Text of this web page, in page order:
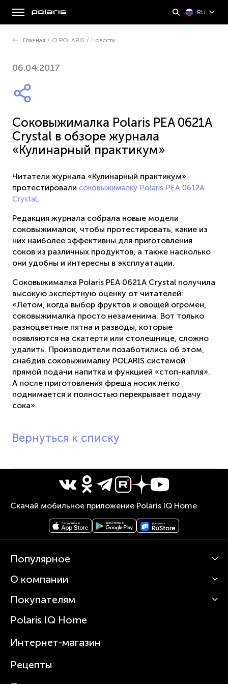
RU
Главная / О POLARIS / Новости
06.04.2017
Соковыжималка Polaris PEA 0621A
Crystal в обзоре журнала
«Кулинарный практикум»
Читатели журнала «Кулинарный практикум»
протестировали соковыжималку Polaris PEA 0612A
Crystal.
Редакция журнала собрала новые модели
соковыжималок, чтобы протестировать, какие из
них наиболее эффективны для приготовления
соков из различных продуктов, а также насколько
они удобны и интересны в эксплуатации.
Соковыжималка Polaris PEA 0621A Crystal получила
высокую экспертную оценку от читателей:
«Летом, когда выбор фруктов и овощей огромен,
соковыжималка просто незаменима. Вот только
разноцветные пятна и разводы, которые
появляются на скатерти или столешнице, сложно
удалить. Производители позаботились об этом,
снабдив соковыжималку POLARIS системой
прямой подачи напитка и функцией «стоп-капля».
А после приготовления фреша носик легко
поднимается и полностью перекрывает подачу
сока».
Вернуться к списку
Скачай мобильное приложение Polaris IQ Home
Популярное
Кофемашины
Вертикальные пылесосы
Зубные щетки и ирригаторы
Увлажнители
Посуда
О компании
О Polaris
Статьи
Покупателям
Сервисные центры
Где купить
Polaris IQ Home
Интернет-магазин
Рецепты